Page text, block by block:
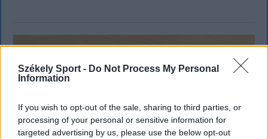
Székely Sport - Do Not Process My Personal
Information
If you wish to opt-out of the sale, sharing to third parties, or
processing of your personal or sensitive information for
targeted advertising by us, please use the below opt-out